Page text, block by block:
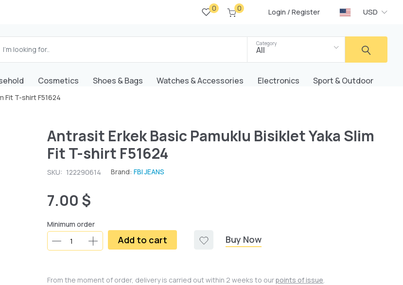
0 0 Login / Register USD
Category
All
Cosmetics Shoes & Bags Watches & Accessories Electronics Sport & Outdoor
Fit T-shirt F51624
Antrasit Erkek Basic Pamuklu Bisiklet Yaka Slim
Fit T-shirt F51624
SKU: 122290614 Brand:FBI JEANS
7.00 $
Minimum order
Add to cart Buy Now
From the moment of order, delivery is carried out within 2 weeks to ourpoints of issue.